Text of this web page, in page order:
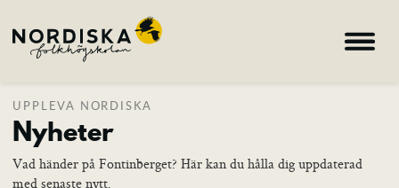
Hem
Kurser
Om skolan
UPPLEVA NORDISKA
Nyheter
Vad händer på Fontinberget? Här kan du hålla dig uppdaterad
med senaste nytt.